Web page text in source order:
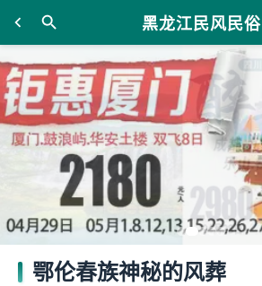
黑龙江民风民俗
鄂伦春族神秘的风葬